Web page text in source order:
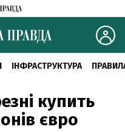
ІНФРАСТРУКТУРА
купить
євро